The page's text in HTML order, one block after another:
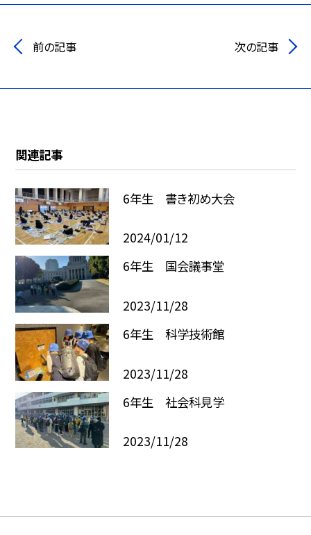
前の記事 次の記事
関連記事
6年生 書き初め大会
2024/01/12
6年生 国会議事堂
2023/11/28
6年生 科学技術館
2023/11/28
6年生 社会科見学
2023/11/28